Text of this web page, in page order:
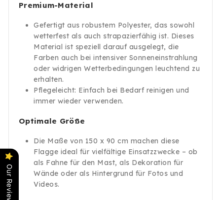
Premium-Material
Gefertigt aus robustem Polyester, das sowohl
wetterfest als auch strapazierfähig ist. Dieses
Material ist speziell darauf ausgelegt, die
Farben auch bei intensiver Sonneneinstrahlung
oder widrigen Wetterbedingungen leuchtend zu
erhalten.
Pflegeleicht: Einfach bei Bedarf reinigen und
immer wieder verwenden.
Optimale Größe
Die Maße von 150 x 90 cm machen diese
Flagge ideal für vielfältige Einsatzzwecke – ob
als Fahne für den Mast, als Dekoration für
Wände oder als Hintergrund für Fotos und
Videos.
Our Reviews